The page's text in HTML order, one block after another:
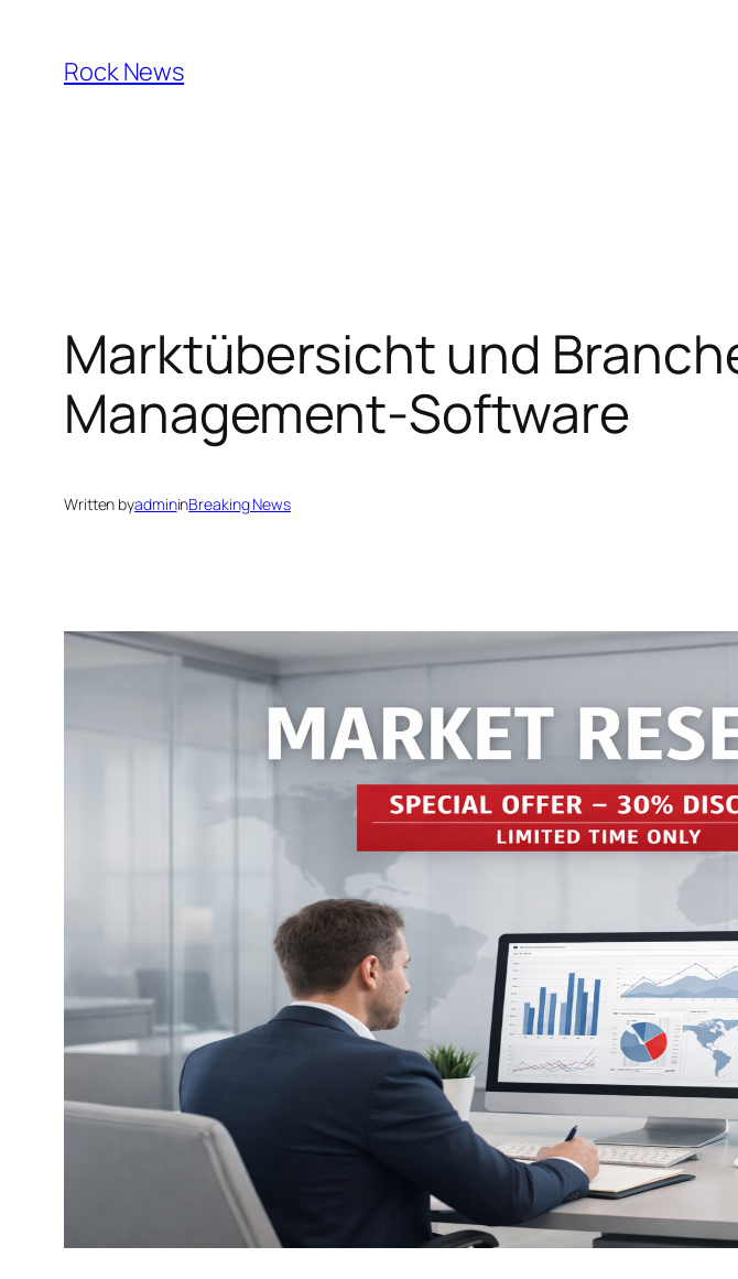
content
Rock News
Marktübersicht und
Management-Software
Written byadmininBreaking News